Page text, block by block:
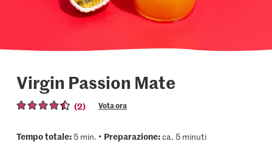
Virgin Passion Mate
(2) Vota ora
Tempo totale:5 min. • Preparazione:ca. 5 minuti